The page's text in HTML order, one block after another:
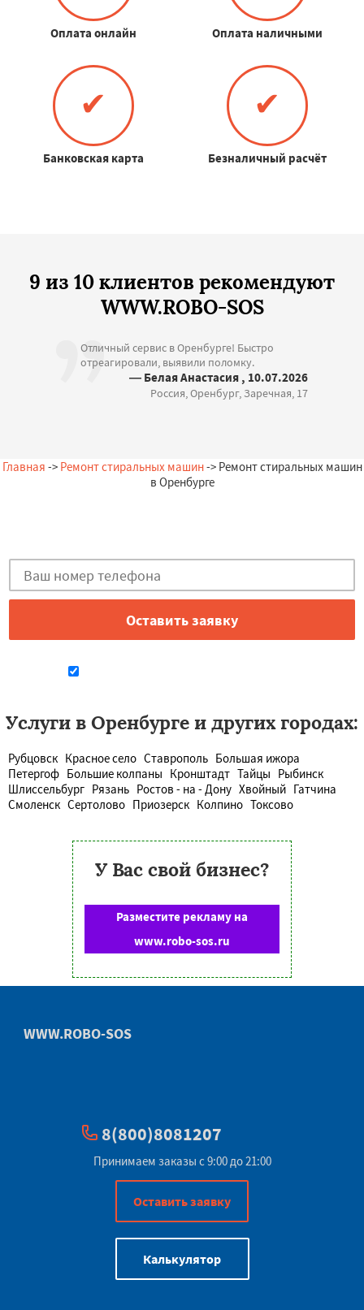
Оплата онлайн Оплата наличными
✔
Банковская карта
✔
Безналичный расчёт
9 из 10 клиентов рекомендуют
WWW.ROBO-SOS
Отличный сервис в Оренбурге! Быстро
отреагировали, выявили поломку.
— Белая Анастасия , 10.07.2026
Россия, Оренбург, Заречная, 17
Главная -> Ремонт стиральных машин-> Ремонт стиральных машин
в Оренбурге
Услуги в Оренбурге и других городах:
Рубцовск Красное село Ставрополь Большая ижора
Петергоф Большие колпаны Кронштадт Тайцы Рыбинск
Шлиссельбург Рязань Ростов - на - Дону Хвойный Гатчина
Смоленск Сертолово Приозерск Колпино Токсово
У Вас свой бизнес?
Разместите рекламу на
www.robo-sos.ru
WWW.ROBO-SOS
8(800)8081207
Принимаем заказы с 9:00 до 21:00
Оставить заявку
Калькулятор